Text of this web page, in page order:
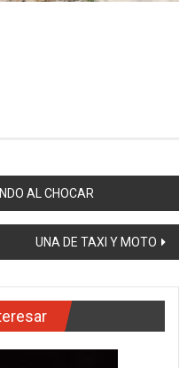
AL CHOCAR
UNA DE TAXI Y MOTO